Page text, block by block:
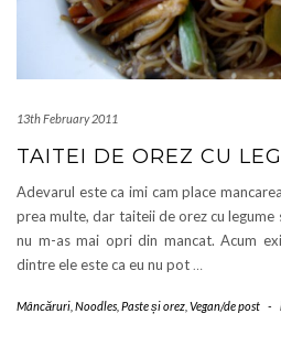
13th February 2011
TAITEI DE OREZ CU
Adevarul este ca imi cam place
prea multe, dar taiteii de orez cu legume
nu m-as mai opri din mancat. Acum
dintre ele este ca eu nu pot …
Mâncăruri Noodles Paste și orez Vegan/de post -